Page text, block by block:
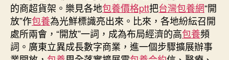
的商超貨架。樂見各地包養價格ptt把台灣包養網“開
放”作包養為光鮮標識亮出來。比來，各地紛紜召開
處所兩會，“開放”一詞，成為布局經濟的高包養頻
詞。廣東立異成長數字商業，進一個步驟擴展辦事